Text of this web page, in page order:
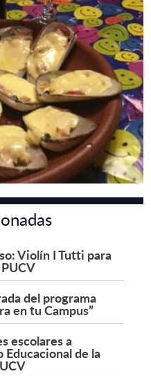
Violín I Tutti para
del programa
en tu Campus”
escolares a
de la